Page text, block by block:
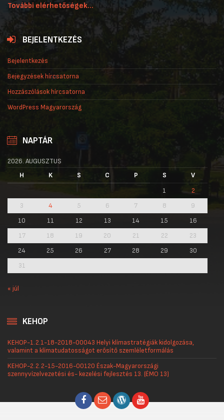
További elérhetőségek...
BEJELENTKEZÉS
Bejelentkezés
Bejegyzések hírcsatorna
Hozzászólások hírcsatorna
WordPress Magyarország
NAPTÁR
2026. AUGUSZTUS
H
K S C P S
V
1
2
3
4 5 6 7 8
9
10
11 12 13 14 15
16
17
18 19 20 21 22
23
24
25 26 27 28 29
30
31
« júl
KEHOP
KEHOP-1.2.1-18-2018-00043 Helyi klímastratégiák kidolgozása,
valamint a klímatudatosságot erősítő szemléletformálás
KEHOP-2.2.2-15-2016-00120 Észak-Magyarországi
szennyvízelvezetési és- kezelési fejlesztés 13. (ÉMO 13)